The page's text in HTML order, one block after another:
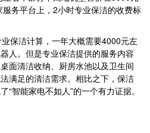
务平台上，2小时专业保洁的收费标
保洁计算，一年大概需要4000元左
人。但是专业保洁提供的服务内容
面清洁收纳、厨房水池以及卫生间
满足的清洁需求。相比之下，保洁
“智能家电不如人”的一个有力证据。